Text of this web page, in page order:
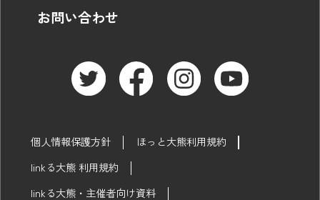
お問い合わせ
個人情報保護方針
ほっと大熊利用規約
linkる大熊 利用規約
linkる大熊・主催者向け資料